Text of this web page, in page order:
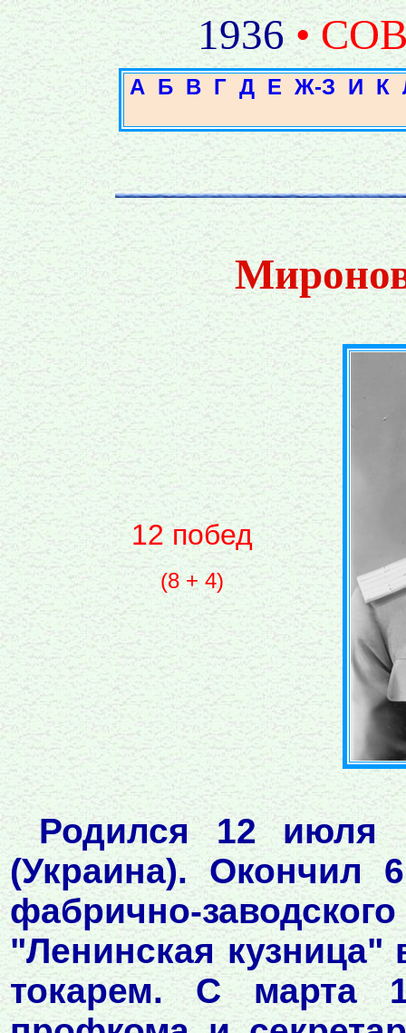
1936 •
А Б В Г Д Е Ж-З И К
12 побед
(8 + 4)
Родился 12 июля
(Украина). Окончил
фабрично-
"Ленинская кузница"
токарем. С марта